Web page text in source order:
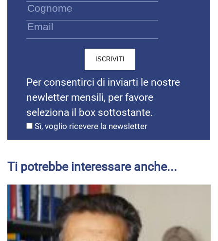
Per consentirci di inviarti le nostre
newletter mensili, per favore
seleziona il box sottostante.
Sì, voglio ricevere la newsletter
Ti potrebbe interessare anche...